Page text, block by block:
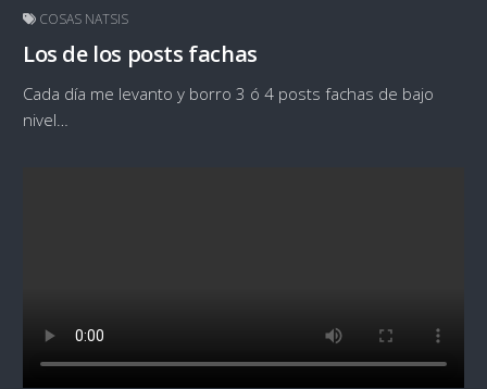
COSAS NATSIS
Los de los posts fachas
Cada día me levanto y borro 3 ó 4 posts fachas de bajo
nivel…